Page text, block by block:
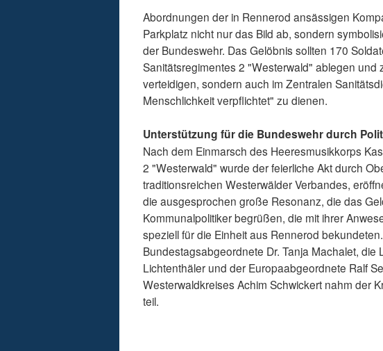
Abordnungen der in Rennerod ansässigen
Parkplatz nicht nur das Bild ab, sondern
der Bundeswehr. Das Gelöbnis sollten 170
Sanitätsregimentes 2 "Westerwald" ablegen
verteidigen, sondern auch im Zentralen
Menschlichkeit verpflichtet" zu dienen.
Unterstützung für die Bundeswehr durch
Nach dem Einmarsch des Heeresmusikkorps
2 "Westerwald" wurde der feierliche Akt durch
traditionsreichen Westerwälder Verbandes,
die ausgesprochen große Resonanz, die das
Kommunalpolitiker begrüßen, die mit ihrer
speziell für die Einheit aus Rennerod
Bundestagsabgeordnete Dr. Tanja Machalet,
Lichtenthäler und der Europaabgeordnete Ralf
Westerwaldkreises Achim Schwickert nahm der
teil.